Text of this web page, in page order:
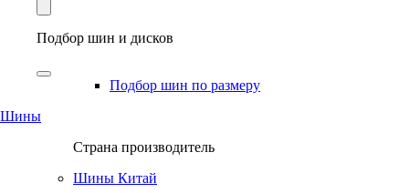
Подбор шин и дисков
Подбор шин по размеру
Шины
Страна производитель
Шины Китай